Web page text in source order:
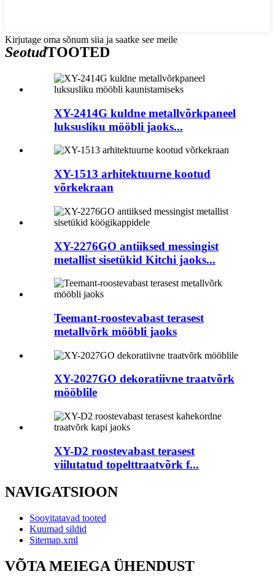
Kirjutage oma sõnum siia ja saatke see meile
SeotudTOOTED
XY-2414G kuldne metallvõrkpaneel
luksusliku mööbli jaoks...
XY-1513 arhitektuurne kootud
võrkekraan
XY-2276GO antiiksed messingist
metallist sisetükid Kitchi jaoks...
Teemant-roostevabast terasest
metallvõrk mööbli jaoks
XY-2027GO dekoratiivne traatvõrk
mööblile
XY-D2 roostevabast terasest
viilutatud topelttraatvõrk f...
NAVIGATSIOON
Soovitatavad tooted
Kuumad sildid
Sitemap.xml
VÕTA MEIEGA ÜHENDUST